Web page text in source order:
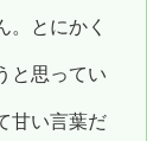
。とにかく
と思ってい
甘い言葉だ